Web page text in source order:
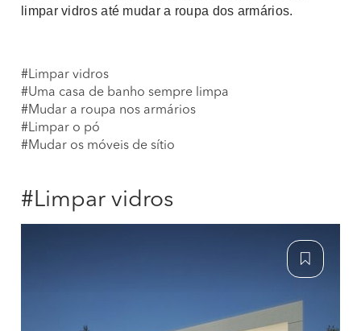
limpar vidros até mudar a roupa dos armários.
#Limpar vidros
#Uma casa de banho sempre limpa
#Mudar a roupa nos armários
#Limpar o pó
#Mudar os móveis de sítio
#Limpar vidros